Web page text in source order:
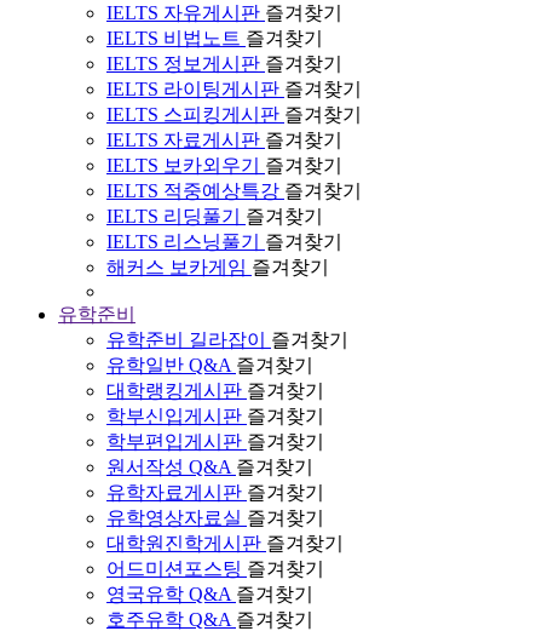
IELTS 자유게시판 즐겨찾기
IELTS 비법노트 즐겨찾기
IELTS 정보게시판 즐겨찾기
IELTS 라이팅게시판 즐겨찾기
IELTS 스피킹게시판 즐겨찾기
IELTS 자료게시판 즐겨찾기
IELTS 보카외우기
즐겨찾기
IELTS 적중예상특강 즐겨찾기
IELTS 리딩풀기
즐겨찾기
IELTS 리스닝풀기
즐겨찾기
해커스 보카게임 즐겨찾기
유학준비
유학준비 길라잡이
즐겨찾기
유학일반 Q&A 즐겨찾기
대학랭킹게시판 즐겨찾기
학부신입게시판 즐겨찾기
학부편입게시판 즐겨찾기
원서작성 Q&A 즐겨찾기
유학자료게시판 즐겨찾기
유학영상자료실 즐겨찾기
대학원진학게시판 즐겨찾기
어드미션포스팅 즐겨찾기
영국유학 Q&A 즐겨찾기
호주유학 Q&A 즐겨찾기